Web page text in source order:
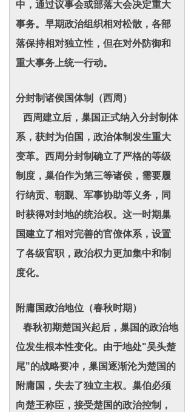
中，通过议事会或部落大会决定重大
事务。早期政治组织相对松散，各部
落保持相对独立性，但在对外防御和
重大事务上统一行动。
分封制诸侯国体制（西周）
西周建立后，巢国正式纳入分封制体
系，获封为伯国，政治体制发生重大
变革。西周分封制确立了严格的等级
制度，巢伯作为第三等诸侯，需要履
行纳贡、朝觐、军事协助等义务，同
时获得对封地的统治权。这一时期巢
国建立了相对完善的官僚体系，设置
了各级官职，政治权力更加集中和制
度化。
附庸国政治地位（春秋时期）
春秋初期楚国兴起后，巢国的政治地
位发生根本性变化。由于地处"吴头楚
尾"的战略要冲，巢国逐渐沦为楚国的
附庸国，失去了独立主权。巢伯必须
向楚王称臣，接受楚国的政治控制，